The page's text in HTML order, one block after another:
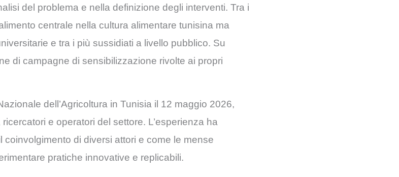
del problema e nella definizione degli interventi. Tra i
centrale nella cultura alimentare tunisina ma
e tra i più sussidiati a livello pubblico. Su
di campagne di sensibilizzazione rivolte ai propri
dell’Agricoltura in Tunisia il 12 maggio 2026,
e operatori del settore. L’esperienza ha
di diversi attori e come le mense
pratiche innovative e replicabili.